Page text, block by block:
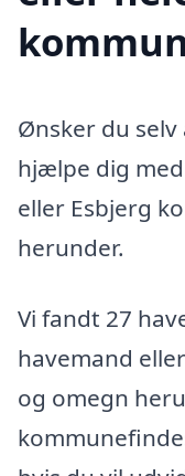
Ønsker du
hjælpe dig
eller Esbjerg
herunder.
Vi fandt 27
havemand
og omegn